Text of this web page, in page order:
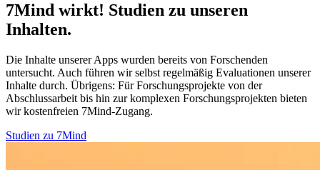
7Mind wirkt! Studien zu unseren
Inhalten.
Die Inhalte unserer Apps wurden bereits von Forschenden
untersucht. Auch führen wir selbst regelmäßig Evaluationen unserer
Inhalte durch. Übrigens: Für Forschungsprojekte von der
Abschlussarbeit bis hin zur komplexen Forschungsprojekten bieten
wir kostenfreien 7Mind-Zugang.
Studien zu 7Mind